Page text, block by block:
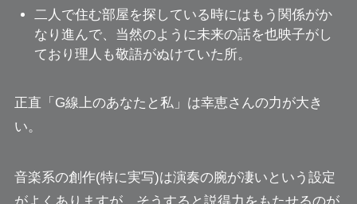
二人で住む部屋を探している時にはもう関係がか
なり進んで、 当然のように未来の話を也映子がし
ており理人も敬語がぬけていた所。
正直「 G線上のあなたと私」 は幸恵さんの力が大き
い。
音楽系の創作(特に実写)は演奏の腕が凄いという設定